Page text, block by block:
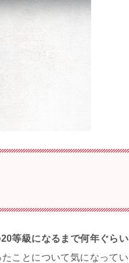
等級になるまで何年ぐらい
たことについて気になってい